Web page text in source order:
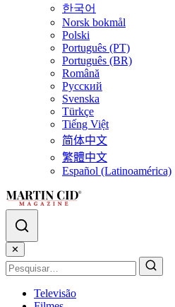
한국어
Norsk bokmål
Polski
Português (PT)
Português (BR)
Română
Русский
Svenska
Türkçe
Tiếng Việt
简体中文
繁體中文
Español (Latinoamérica)
✕
Televisão